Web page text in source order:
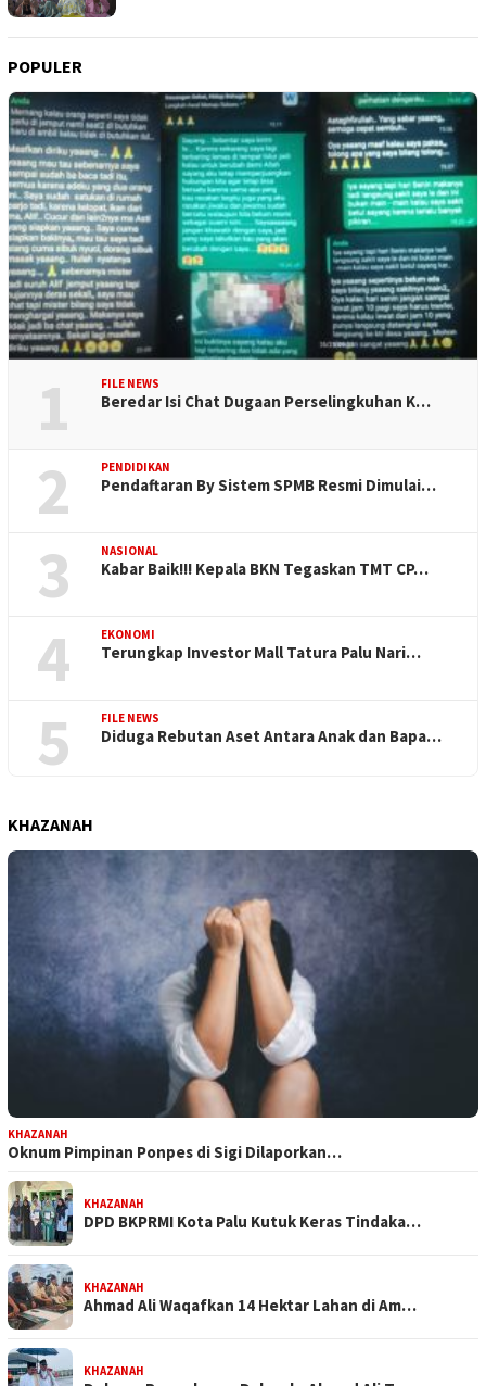
POPULER
1 FILE NEWS
Beredar Isi Chat Dugaan Perselingkuhan K…
2 PENDIDIKAN
Pendaftaran By Sistem SPMB Resmi Dimulai…
3 NASIONAL
Kabar Baik!!! Kepala BKN Tegaskan TMT CP…
4 EKONOMI
Terungkap Investor Mall Tatura Palu Nari…
5 FILE NEWS
Diduga Rebutan Aset Antara Anak dan Bapa…
KHAZANAH
KHAZANAH
Oknum Pimpinan Ponpes di Sigi Dilaporkan…
KHAZANAH
DPD BKPRMI Kota Palu Kutuk Keras Tindaka…
KHAZANAH
Ahmad Ali Waqafkan 14 Hektar Lahan di Am…
KHAZANAH